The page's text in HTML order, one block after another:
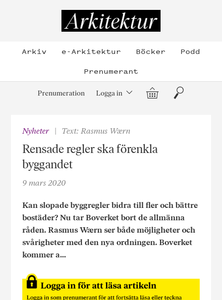
Arkiv e-Arkitektur Böcker
Podd
Prenumerant
Prenumeration Logga in Varukorg
Sök
Nyheter Text: Rasmus Wærn
Rensade regler ska förenkla
byggandet
9 mars 2020
Kan slopade byggregler bidra till fler och bättre
bostäder? Nu tar Boverket bort de allmänna
råden. Rasmus Wærn ser både möjligheter och
svårigheter med den nya ordningen. Boverket
kommer a...